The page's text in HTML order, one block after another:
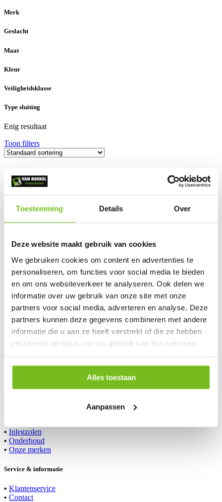
Toestemming Details Over
Deze website maakt gebruik van cookies
We gebruiken cookies om content en advertenties te
personaliseren, om functies voor social media te bieden
en om ons websiteverkeer te analyseren. Ook delen we
informatie over uw gebruik van onze site met onze
partners voor social media, adverteren en analyse. Deze
partners kunnen deze gegevens combineren met andere
informatie die u aan ze heeft verstrekt of die ze hebben
verzameld op basis van uw gebruik van hun services.
Alles toestaan
Aanpassen
Merk
Geslacht
Maat
Kleur
Veiligheidsklasse
Type sluiting
Enig resultaat
Toon filters
Bata Longreach Zip (XW) S3 + KN Wheat
142,80 incl. BTW
meerdere
Deze
optie
kan
gekozen
worden
op
productpagina
Bezoek ook eens onze showroom!
De Spil 10
3774 SE Kootwijkerbroek
06 – 20 16 59 27
info@vanroekelwerkschoenen.nl
Volg ons op Instagram
Onze producten
Schoenen onbeveiligd
Klompen onbeveiligd
• Inlegzolen
• Onderhoud
• Onze merken
Service & informatie
• Klantenservice
• Contact